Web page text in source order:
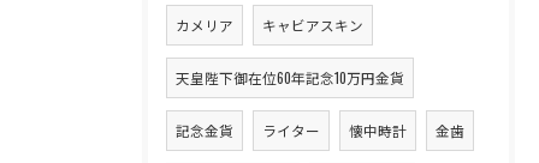
カメリア キャビアスキン
天皇陛下御在位60年記念10万円金貨
記念金貨 ライター 懐中時計 金歯